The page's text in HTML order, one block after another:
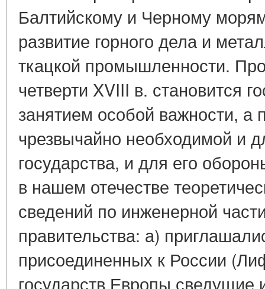
Балтийскому и Черному
развитие горного дела и
ткацкой промышленности.
четверти XVIII в. становится
занятием особой важности,
чрезвычайно необходимой и
государства, и для его
в нашем отечестве
сведений по инженерной
правительства: а)
присоединенных к России
государств Европы сведущие